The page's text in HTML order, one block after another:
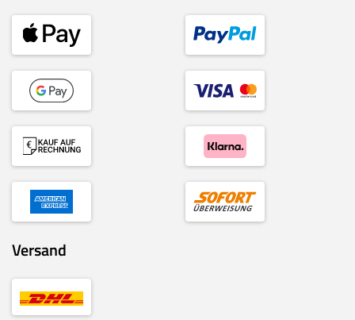
Versand